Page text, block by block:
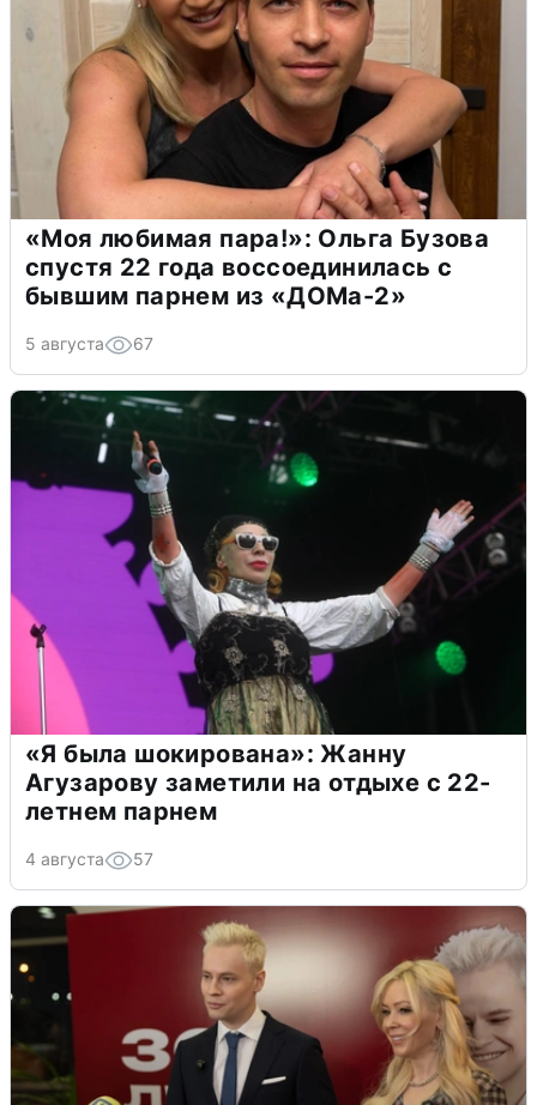
«Моя любимая пара!»: Ольга Бузова
спустя 22 года воссоединилась с
бывшим парнем из «ДОМа-2»
5 августа 67
«Я была шокирована»: Жанну
Агузарову заметили на отдыхе с 22-
летнем парнем
4 августа 57